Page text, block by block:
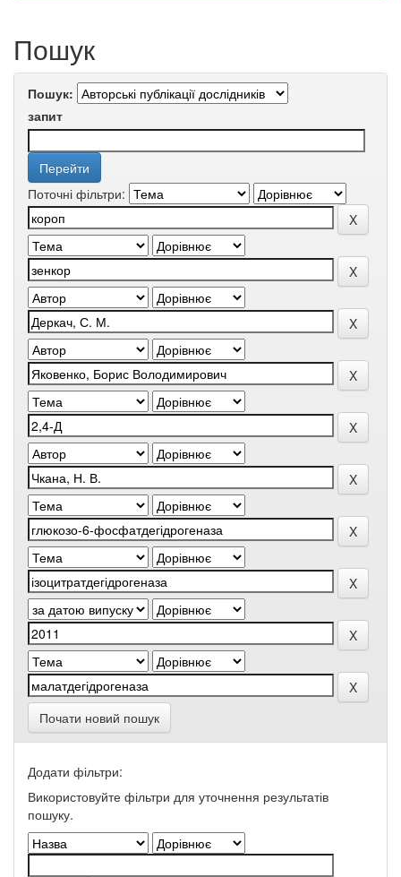
Пошук
Пошук:
запит
Поточні фільтри:
Почати новий пошук
Додати фільтри:
Використовуйте фільтри для уточнення результатів
пошуку.